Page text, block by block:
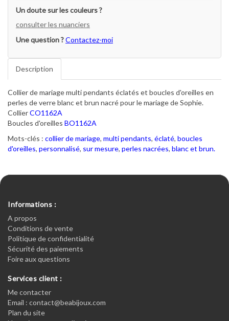
Un doute sur les couleurs ?
consulter les nuanciers
Une question ?Contactez-moi
Description
Collier de mariage multi pendants éclatés et boucles d'oreilles en
perles de verre blanc et brun nacré pour le mariage de Sophie.
CollierCO1162A
Boucles d'oreilles BO1162A
Mots-clés : collier de mariage, multi pendants, éclaté, boucles
d'oreilles, personnalisé, sur mesure, perles nacrées, blanc et brun.
Informations :
A propos
Conditions de vente
Politique de confidentialité
Sécurité des paiements
Foire aux questions
Services client :
Me contacter
Email : contact@beabijoux.com
Plan du site